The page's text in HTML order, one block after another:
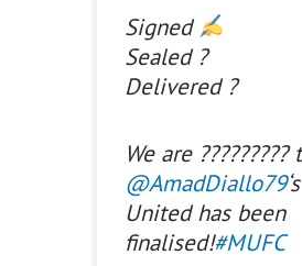
Signed
Sealed ?
Delivered ?
We are
@AmadDiallo79
United has been
finalised!#MUFC